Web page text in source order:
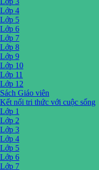
Lớp 4
Lớp 5
Lớp 6
Lớp 7
Lớp 8
Lớp 9
Lớp 10
Lớp 11
Lớp 12
Sách Giáo viên
Kết nối tri thức với cuộc sống
Lớp 1
Lớp 2
Lớp 3
Lớp 4
Lớp 5
Lớp 6
Lớp 7